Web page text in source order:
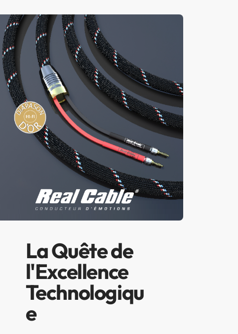
La Quête de
l'Excellence
Technologiqu
e